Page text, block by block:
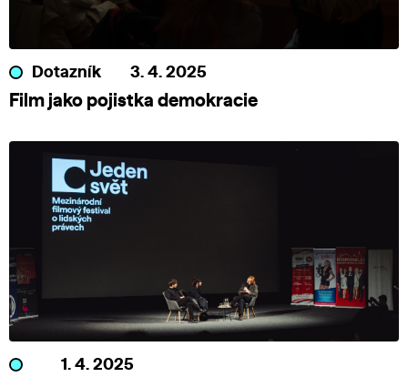
Dotazník 3. 4. 2025
Film jako pojistka demokracie
1. 4. 2025